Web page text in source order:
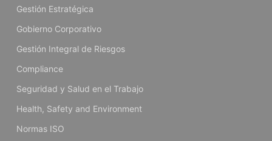
Gestión Estratégica
Gobierno Corporativo
Gestión Integral de Riesgos
Compliance
Seguridad y Salud en el Trabajo
Health, Safety and Environment
Normas ISO